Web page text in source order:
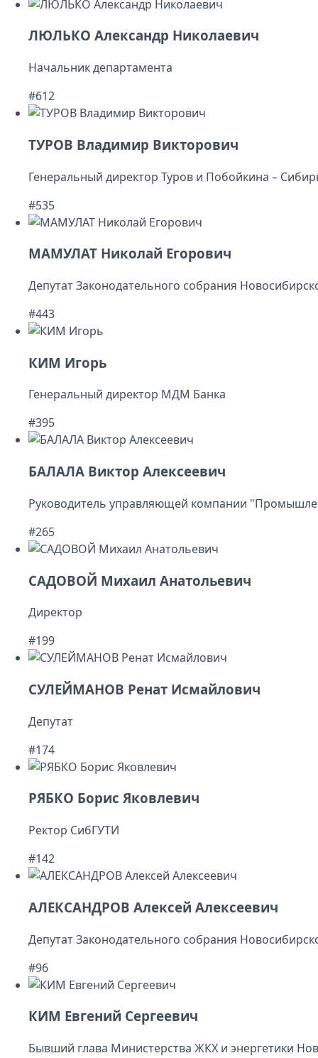
ЛЮЛЬКО Александр Николаевич
Начальник департамента
#612
ТУРОВ Владимир Викторович
Генеральный директор Туров и Побойкина –
#535
МАМУЛАТ Николай Егорович
Депутат Законодательного собрания
#443
КИМ Игорь
Генеральный директор МДМ Банка
#395
БАЛАЛА Виктор Алексеевич
Руководитель управляющей компании
#265
САДОВОЙ Михаил Анатольевич
Директор
#199
СУЛЕЙМАНОВ Ренат Исмайлович
Депутат
#174
РЯБКО Борис Яковлевич
Ректор СибГУТИ
#142
АЛЕКСАНДРОВ Алексей Алексеевич
Депутат Законодательного собрания
#96
КИМ Евгений Сергеевич
Бывший глава Министерства ЖКХ и энергетики